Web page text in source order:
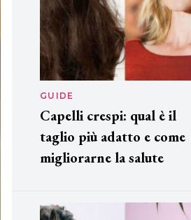
GUIDE
Capelli crespi: qual è il
taglio più adatto e come
migliorarne la salute